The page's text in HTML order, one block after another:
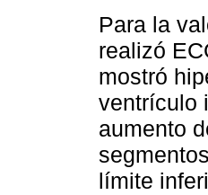
Para la
realizó
mostró
ventrículo
aumento
límite